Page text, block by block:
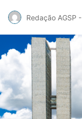
Redação AGSP